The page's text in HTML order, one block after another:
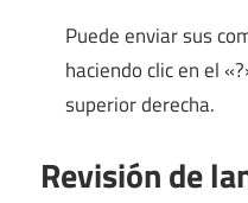
Puede enviar sus
haciendo clic en el
superior derecha.
Revisión de